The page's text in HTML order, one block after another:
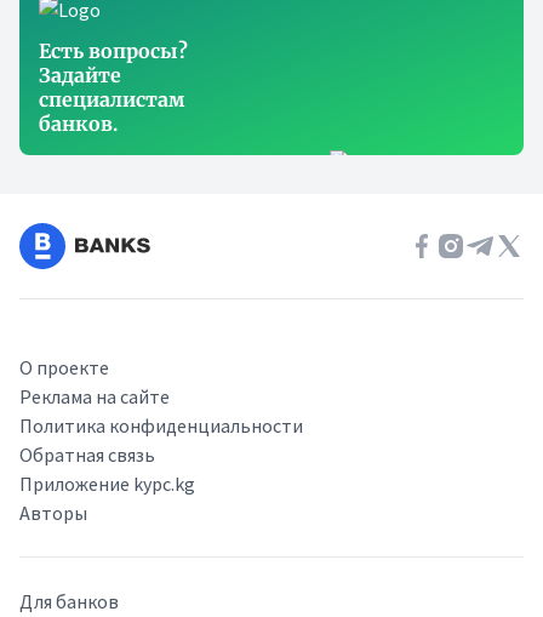
Есть вопросы?
Задайте
специалистам
банков.
О проекте
Реклама на сайте
Политика конфиденциальности
Обратная связь
Приложение kypc.kg
Авторы
Для банков